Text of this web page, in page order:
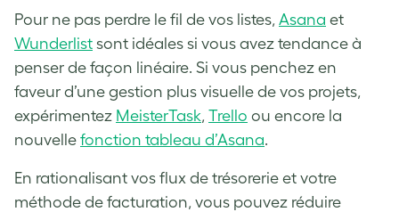
Pour ne pas perdre le fil de vos listes, Asana et
Wunderlist sont idéales si vous avez tendance à
penser de façon linéaire. Si vous penchez en
faveur d’une gestion plus visuelle de vos projets,
expérimentez MeisterTask, Trello ou encore la
nouvelle fonction tableau d’Asana.
En rationalisant vos flux de trésorerie et votre
méthode de facturation, vous pouvez réduire